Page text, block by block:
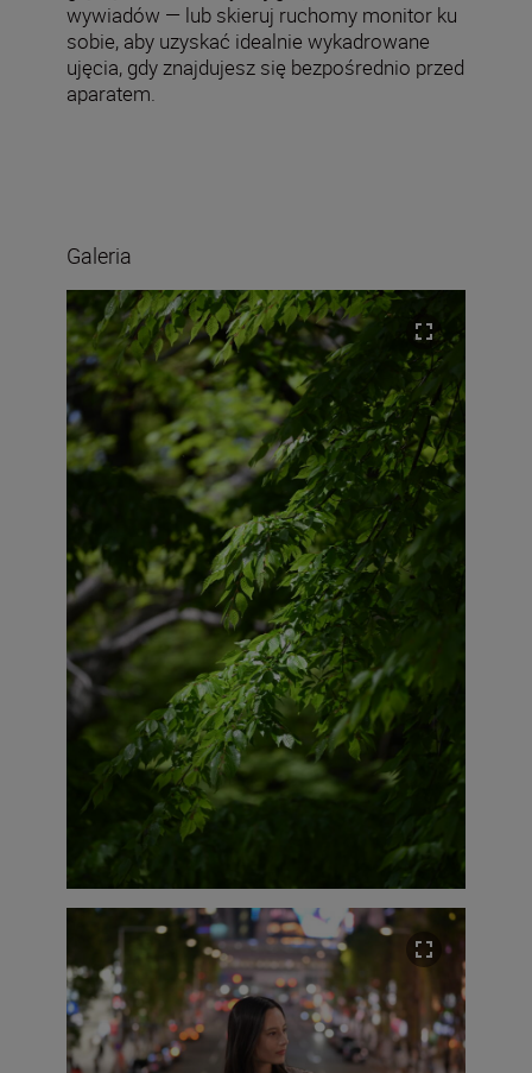
wywiadów — lub skieruj ruchomy monitor ku
sobie, aby uzyskać idealnie wykadrowane
ujęcia, gdy znajdujesz się bezpośrednio przed
aparatem.
Galeria